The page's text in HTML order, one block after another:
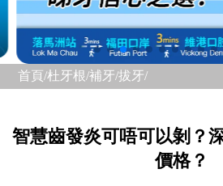
首頁/杜牙根/補牙/拔牙/
智慧齒發炎可唔可以剝？
價格？